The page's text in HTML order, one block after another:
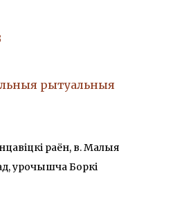
рытуальныя
раён, в. Малыя
урочышча Боркі